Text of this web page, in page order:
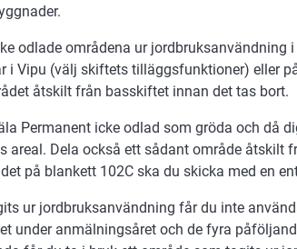
odlade områdena ur jordbruksanvändning
i Vipu (välj skiftets tilläggsfunktioner) eller
åtskilt från basskiftet innan det tas bort.
Permanent icke odlad som gröda och då
areal. Dela också ett sådant område åtskilt
på blankett 102C ska du skicka med en
ur jordbruksanvändning får du inte
under anmälningsåret och de fyra